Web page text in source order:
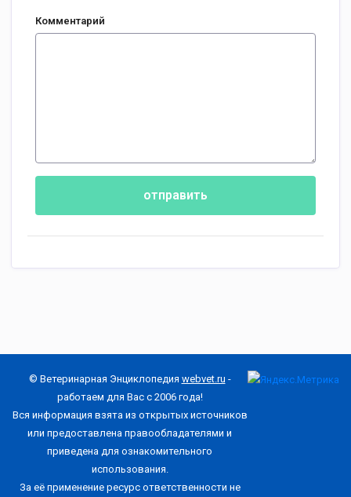
Комментарий
отправить
© Ветеринарная Энциклопедия webvet.ru -
работаем для Вас с 2006 года!
Вся информация взята из открытых источников
или предоставлена правообладателями и
приведена для ознакомительного
использования.
За её применение ресурс ответственности не